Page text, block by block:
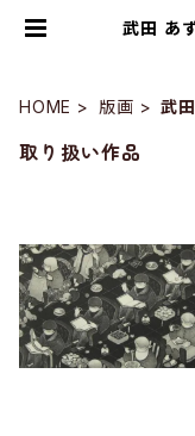
武田 あ
HOME 版画 武
取り扱い作品